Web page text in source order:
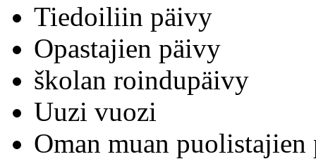
Tiedoiliin päivy
Opastajien päivy
školan roindupäivy
Uuzi vuozi
Oman muan